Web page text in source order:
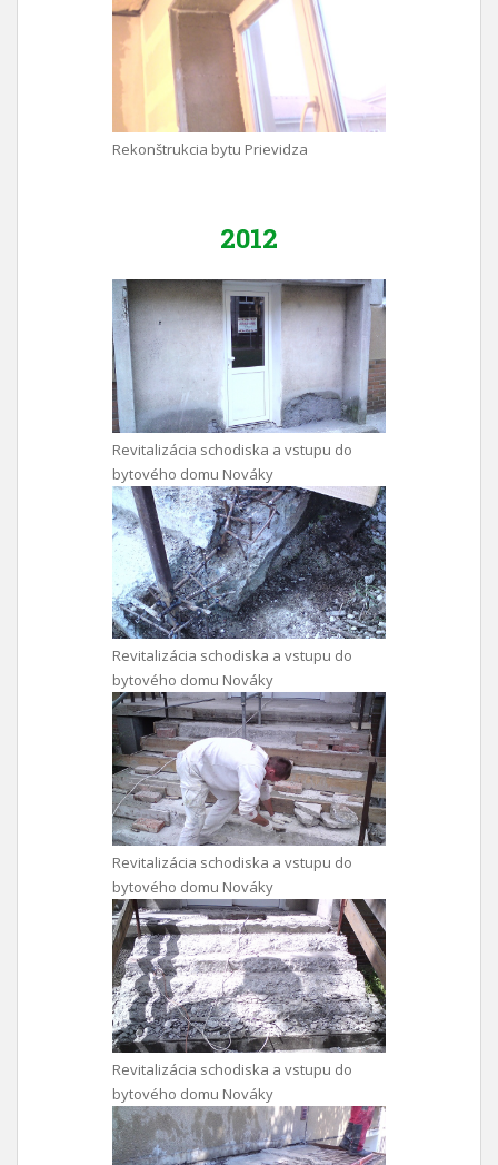
Rekonštrukcia bytu Prievidza
2012
Revitalizácia schodiska a vstupu do
bytového domu Nováky
Revitalizácia schodiska a vstupu do
bytového domu Nováky
Revitalizácia schodiska a vstupu do
bytového domu Nováky
Revitalizácia schodiska a vstupu do
bytového domu Nováky